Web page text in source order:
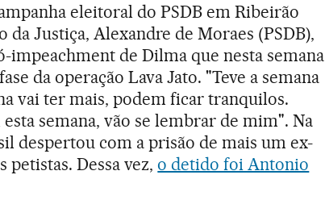
eleitoral do PSDB em Ribeirão
da Justiça, Alexandre de Moraes (PSDB),
impeachment de Dilma que nesta semana
da operação Lava Jato. "Teve a semana
vai ter mais, podem ficar tranquilos.
semana, vão se lembrar de mim". Na
despertou com a prisão de mais um ex-
petistas. Dessa vez,o detido foi Antonio